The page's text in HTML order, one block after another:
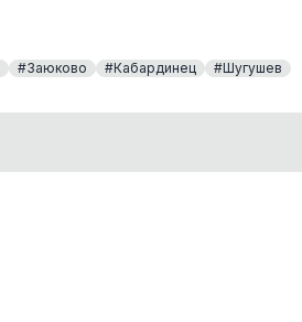
#Заюково #Кабардинец #Шугушев